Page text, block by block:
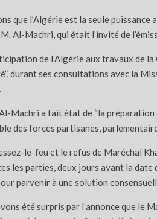
que l’Algérie est la seule
Al-Machri, qui était l’invité de
de l’Algérie aux travaux de
durant ses consultations avec la
Machri a fait état de “la
des forces partisanes,
le-feu et le refus de Maréchal
les parties, deux jours avant la date
parvenir à une solution
été surpris par l’annonce que le